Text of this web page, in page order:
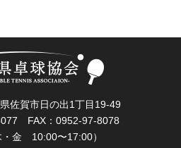
佐賀市日の出1丁目19-49
FAX：0952-97-8078
・金 10:00〜17:00）